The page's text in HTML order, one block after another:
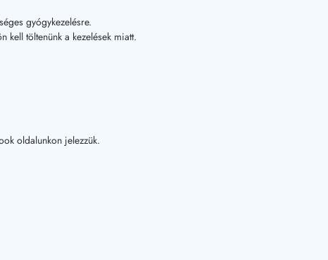
gyógykezelésre.
kell töltenünk a kezelések miatt.
oldalunkon jelezzük.